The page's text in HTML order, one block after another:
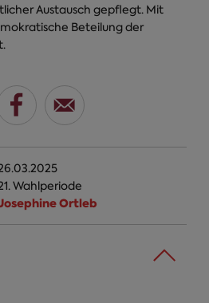
Austausch gepflegt. Mit
Beteilung der
Wahlperiode
Ortleb